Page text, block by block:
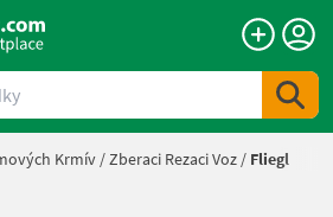
Krmív /Zberaci Rezaci Voz / Fliegl